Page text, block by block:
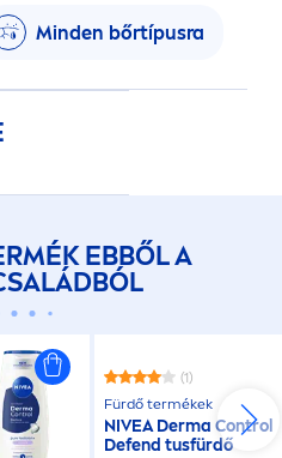
Minden bőrtípusra
EBBŐL A
(1)
Fürdő termékek
NIVEADerma Control
Defend tusfürdő